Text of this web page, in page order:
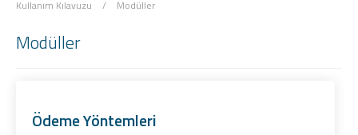
Kullanım Kılavuzu / Modüller
Modüller
Ödeme Yöntemleri